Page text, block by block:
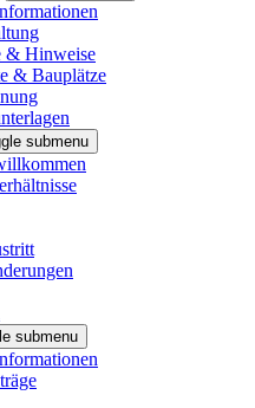
& Hinweise
& Bauplätze
submenu
submenu